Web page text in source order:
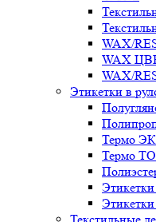
WAX/
WAX
WAX/
Этикетки в
Термо
Термо